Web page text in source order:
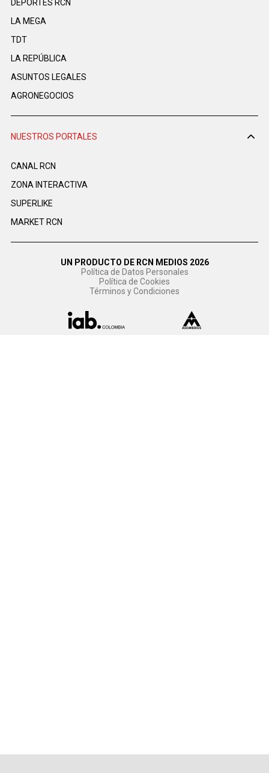
DEPORTES RCN
LA MEGA
TDT
LA REPÚBLICA
ASUNTOS LEGALES
AGRONEGOCIOS
NUESTROS PORTALES
CANAL RCN
ZONA INTERACTIVA
SUPERLIKE
MARKET RCN
UN PRODUCTO DE RCN MEDIOS 2026
Política de Datos Personales
Política de Cookies
Términos y Condiciones